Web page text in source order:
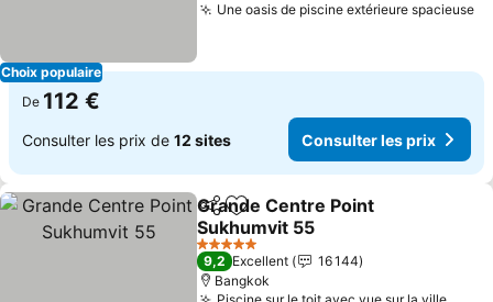
Choix populaire
Une oasis de piscine extérieure spacieuse
De 112 €
Consulter les prix de 12 sites Consulter les prix
PartagerAjouter à mes favoris
Grande Centre Point
Sukhumvit 55
5 Étoiles
9,2 Excellent
16 144
Bangkok